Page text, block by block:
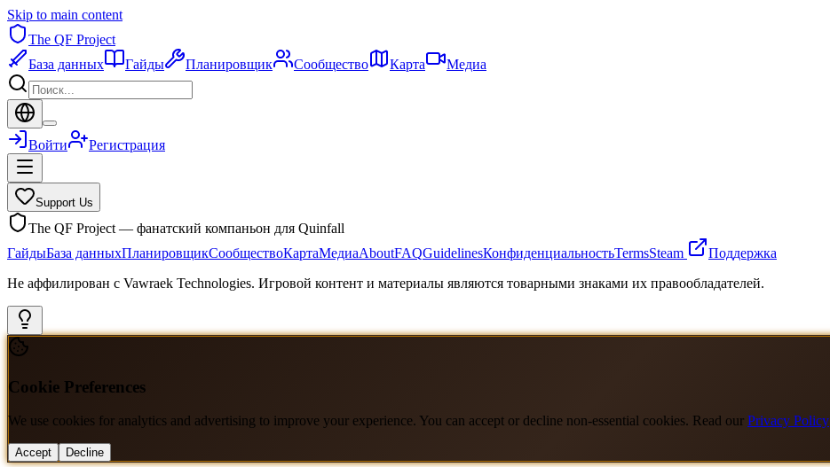
Skip to main content
The QF Project
База данных
Гайды Планировщик Сообщество Карта Медиа
Войти Регистрация
Support Us
The QF Project — фанатский компаньон для Quinfall
ГайдыБаза данныхПланировщикСообществоКартаМедиаAboutFAQGuidelinesКонфиденциальностьTermsSteam
Поддержка
Не аффилирован с Vawraek Technologies. Игровой контент и материалы являются товарными знаками их правообладателей.
Cookie Preferences
We use cookies for analytics and advertising to improve your experience. You can accept or decline non-essential cookies. Read our Privacy Policy
Accept Decline